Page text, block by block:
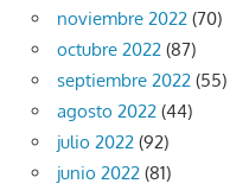
noviembre 2022 (70)
octubre 2022 (87)
septiembre 2022 (55)
agosto 2022 (44)
julio 2022 (92)
junio 2022 (81)